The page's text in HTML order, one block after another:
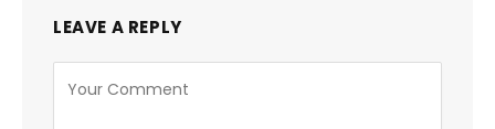
LEAVE A REPLY